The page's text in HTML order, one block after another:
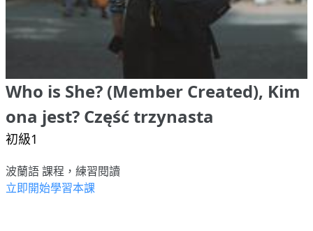
Who is She? (Member Created), Kim
ona jest? Część trzynasta
初級1
波蘭語 課程，練習閱讀
立即開始學習本課